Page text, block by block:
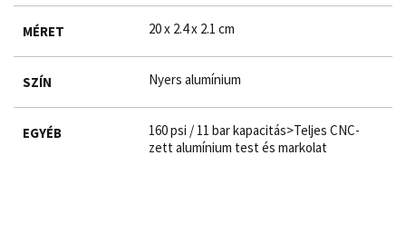
MÉRET 20 x 2.4 x 2.1 cm
SZÍN Nyers alumínium
EGYÉB
160 psi / 11 bar kapacitás>Teljes CNC-
zett alumínium test és markolat